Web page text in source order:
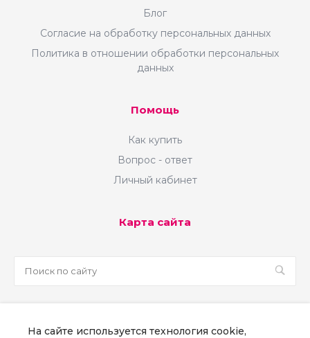
Блог
Согласие на обработку персональных данных
Политика в отношении обработки персональных
данных
Помощь
Как купить
Вопрос - ответ
Личный кабинет
Карта сайта
На сайте используется технология cookie,